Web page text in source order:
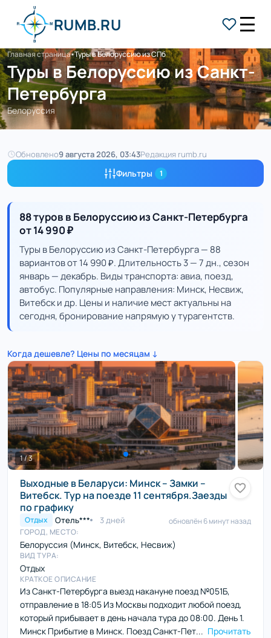
RUMB.RU
Главная страница Туры в Белоруссию из СПб
Туры в Белоруссию из Санкт-
Петербурга
Белоруссия
Фильтры 1
Обновлено9 августа 2026, 03:43Редакция rumb.ru
88 туров в Белоруссию из Санкт-Петербурга
от 14 990 ₽
Туры в Белоруссию из Санкт-Петербурга — 88
вариантов от 14 990 ₽. Длительность 3 — 7 дн., сезон
январь — декабрь. Виды транспорта: авиа, поезд,
автобус. Популярные направления: Минск, Несвиж,
Витебск и др. Цены и наличие мест актуальны на
сегодня, бронирование напрямую у турагентств.
Когда дешевле? Цены по месяцам ↓
Выходные в Беларуси: Минск – Замки –
Витебск. Тур на поезде 11 сентября.Заезды
по графику
Отдых Отель*** 3 дней
обновлён 6 минут назад
ГОРОД, МЕСТО:
Белоруссия (Минск, Витебск, Несвиж)
ВИД ТУРА:
Отдых
КРАТКОЕ ОПИСАНИЕ
Из Санкт-Петербурга выезд накануне поезд №051Б,
отправление в 18:05 Из Москвы подходит любой поезд,
который прибывает в день начала тура до 08:00. День 1.
Минск Прибытие в Минск. Поезд Санкт-Пет... Прочитать
1 / 3